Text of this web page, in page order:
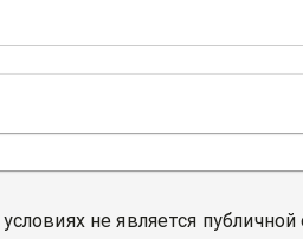
не является